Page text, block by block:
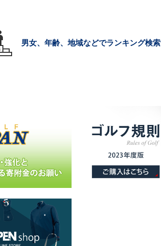
男女、年齢、地域などでランキング検索